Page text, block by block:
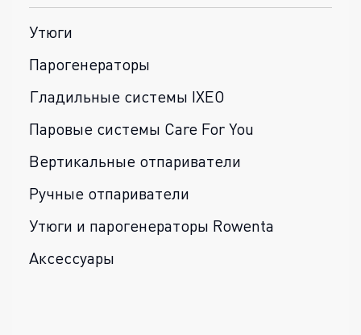
Утюги
Парогенераторы
Гладильные системы IXEO
Паровые системы Care For You
Вертикальные отпариватели
Ручные отпариватели
Утюги и парогенераторы Rowenta
Аксессуары